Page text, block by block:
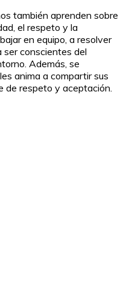
también aprenden sobre
el respeto y la
en equipo, a resolver
conscientes del
Además, se
anima a compartir sus
de respeto y aceptación.